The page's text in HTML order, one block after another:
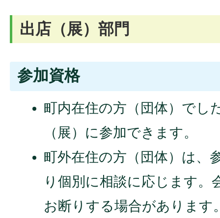
出店（展）部門
参加資格
町内在住の方（団体）でし
（展）に参加できます。
町外在住の方（団体）は、
り個別に相談に応じます。
お断りする場合があります